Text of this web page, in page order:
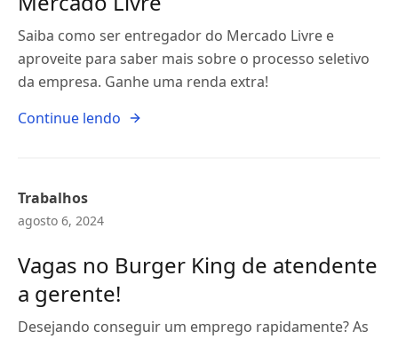
Saiba como ser entregador do Mercado Livre e
aproveite para saber mais sobre o processo seletivo
da empresa. Ganhe uma renda extra!
Continue lendo
Trabalhos
agosto 6, 2024
Vagas no Burger King de atendente
a gerente!
Desejando conseguir um emprego rapidamente? As